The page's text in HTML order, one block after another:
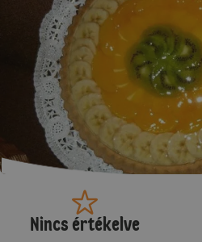
Nincs értékelve